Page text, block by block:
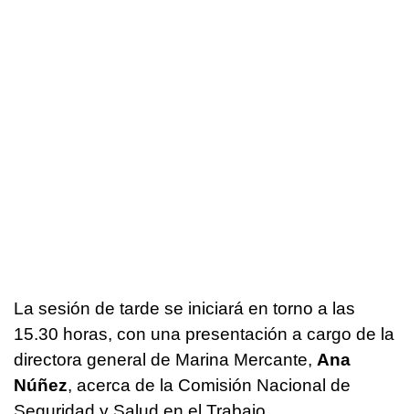
La sesión de tarde se iniciará en torno a las
15.30 horas, con una presentación a cargo de la
directora general de Marina Mercante, Ana
Núñez, acerca de la Comisión Nacional de